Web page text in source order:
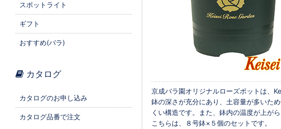
京成バラ園オリジナルローズポットは、
鉢の深さが充分にあり、土容量が多いた
くい構造です。また、鉢内の温度が上が
こちらは、８号鉢×５個のセットです。
スポットライト
ギフト
おすすめ(バラ)
カタログ
カタログのお申し込み
カタログ品番で注文